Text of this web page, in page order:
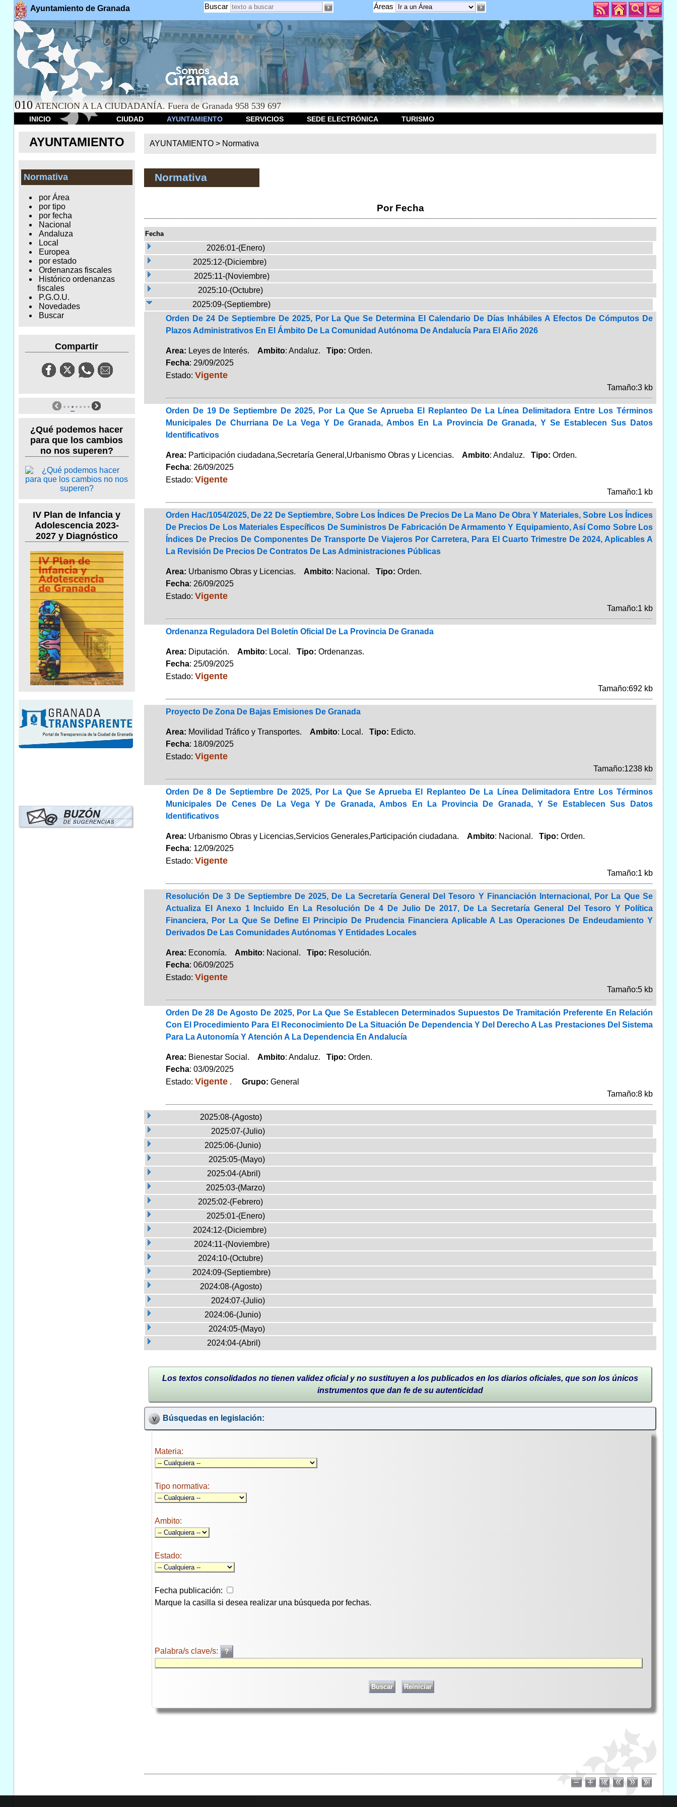
Ayuntamiento de Granada Áreas
Buscar
010 ATENCION A LA CIUDADANÍA. Fuera de Granada 958 539 697
INICIO CIUDAD AYUNTAMIENTO SERVICIOS SEDE ELECTRÓNICA TURISMO
AYUNTAMIENTO
Normativa
por Área
por tipo
por fecha
Nacional
Andaluza
Local
Europea
por estado
Ordenanzas fiscales
Histórico ordenanzas
fiscales
P.G.O.U.
Novedades
Buscar
Compartir
¿Qué podemos hacer
para que los cambios
no nos superen?
IV Plan de Infancia y
Adolescencia 2023-
2027 y Diagnóstico
AYUNTAMIENTO > Normativa
Normativa
Por Fecha
Fecha
2026:01-(Enero)
2025:12-(Diciembre)
2025:11-(Noviembre)
2025:10-(Octubre)
2025:09-(Septiembre)
Orden De 24 De Septiembre De 2025, Por La Que Se Determina El Calendario De Días Inhábiles A Efectos De Cómputos De
Plazos Administrativos En El Ámbito De La Comunidad Autónoma De Andalucía Para El Año 2026
Area: Leyes de Interés. Ambito: Andaluz. Tipo: Orden.
Fecha: 29/09/2025
Estado: Vigente
Tamaño:3 kb
Orden De 19 De Septiembre De 2025, Por La Que Se Aprueba El Replanteo De La Línea Delimitadora Entre Los Términos
Municipales De Churriana De La Vega Y De Granada, Ambos En La Provincia De Granada, Y Se Establecen Sus Datos
Identificativos
Area: Participación ciudadana,Secretaría General,Urbanismo Obras y Licencias. Ambito: Andaluz. Tipo: Orden.
Fecha: 26/09/2025
Estado: Vigente
Tamaño:1 kb
Orden Hac/1054/2025, De 22 De Septiembre, Sobre Los Índices De Precios De La Mano De Obra Y Materiales, Sobre Los Índices
De Precios De Los Materiales Específicos De Suministros De Fabricación De Armamento Y Equipamiento, Así Como Sobre Los
Índices De Precios De Componentes De Transporte De Viajeros Por Carretera, Para El Cuarto Trimestre De 2024, Aplicables A
La Revisión De Precios De Contratos De Las Administraciones Públicas
Area: Urbanismo Obras y Licencias. Ambito: Nacional. Tipo: Orden.
Fecha: 26/09/2025
Estado: Vigente
Tamaño:1 kb
Ordenanza Reguladora Del Boletín Oficial De La Provincia De Granada
Area: Diputación. Ambito: Local. Tipo: Ordenanzas.
Fecha: 25/09/2025
Estado: Vigente
Tamaño:692 kb
Proyecto De Zona De Bajas Emisiones De Granada
Area: Movilidad Tráfico y Transportes. Ambito: Local. Tipo: Edicto.
Fecha: 18/09/2025
Estado: Vigente
Tamaño:1238 kb
Orden De 8 De Septiembre De 2025, Por La Que Se Aprueba El Replanteo De La Línea Delimitadora Entre Los Términos
Municipales De Cenes De La Vega Y De Granada, Ambos En La Provincia De Granada, Y Se Establecen Sus Datos
Identificativos
Area: Urbanismo Obras y Licencias,Servicios Generales,Participación ciudadana. Ambito: Nacional. Tipo: Orden.
Fecha: 12/09/2025
Estado: Vigente
Tamaño:1 kb
Resolución De 3 De Septiembre De 2025, De La Secretaría General Del Tesoro Y Financiación Internacional, Por La Que Se
Actualiza El Anexo 1 Incluido En La Resolución De 4 De Julio De 2017, De La Secretaría General Del Tesoro Y Política
Financiera, Por La Que Se Define El Principio De Prudencia Financiera Aplicable A Las Operaciones De Endeudamiento Y
Derivados De Las Comunidades Autónomas Y Entidades Locales
Area: Economía. Ambito: Nacional. Tipo: Resolución.
Fecha: 06/09/2025
Estado: Vigente
Tamaño:5 kb
Orden De 28 De Agosto De 2025, Por La Que Se Establecen Determinados Supuestos De Tramitación Preferente En Relación
Con El Procedimiento Para El Reconocimiento De La Situación De Dependencia Y Del Derecho A Las Prestaciones Del Sistema
Para La Autonomía Y Atención A La Dependencia En Andalucía
Area: Bienestar Social. Ambito: Andaluz. Tipo: Orden.
Fecha: 03/09/2025
Estado: Vigente. Grupo: General
Tamaño:8 kb
2025:08-(Agosto)
2025:07-(Julio)
2025:06-(Junio)
2025:05-(Mayo)
2025:04-(Abril)
2025:03-(Marzo)
2025:02-(Febrero)
2025:01-(Enero)
2024:12-(Diciembre)
2024:11-(Noviembre)
2024:10-(Octubre)
2024:09-(Septiembre)
2024:08-(Agosto)
2024:07-(Julio)
2024:06-(Junio)
2024:05-(Mayo)
2024:04-(Abril)
Los textos consolidados no tienen validez oficial y no sustituyen a los publicados en los diarios oficiales, que son los únicos
instrumentos que dan fe de su autenticidad
Búsquedas en legislación:
Materia:
Tipo normativa:
Ambito:
Estado:
Fecha publicación:
Marque la casilla si desea realizar una búsqueda por fechas.
Palabra/s clave/s: